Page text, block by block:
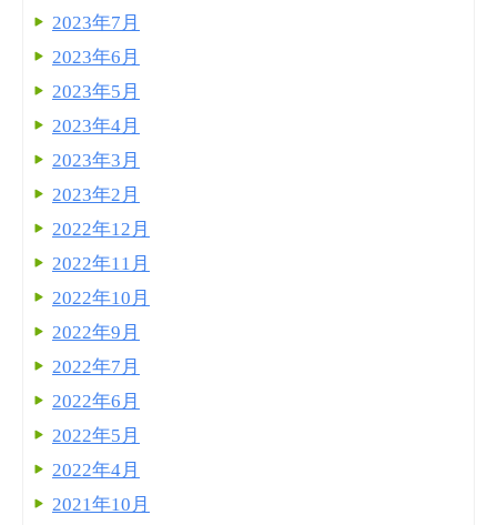
2023年7月
2023年6月
2023年5月
2023年4月
2023年3月
2023年2月
2022年12月
2022年11月
2022年10月
2022年9月
2022年7月
2022年6月
2022年5月
2022年4月
2021年10月